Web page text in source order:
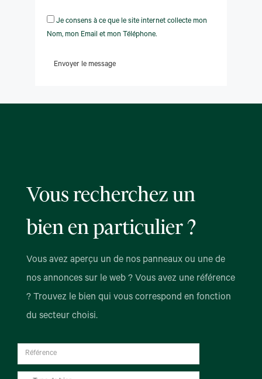
Je consens à ce que le site internet collecte mon
Nom, mon Email et mon Téléphone.
Envoyer le message
Vous recherchez un
bien en particulier ?
Vous avez aperçu un de nos panneaux ou une de
nos annonces sur le web ? Vous avez une référence
? Trouvez le bien qui vous correspond en fonction
du secteur choisi.